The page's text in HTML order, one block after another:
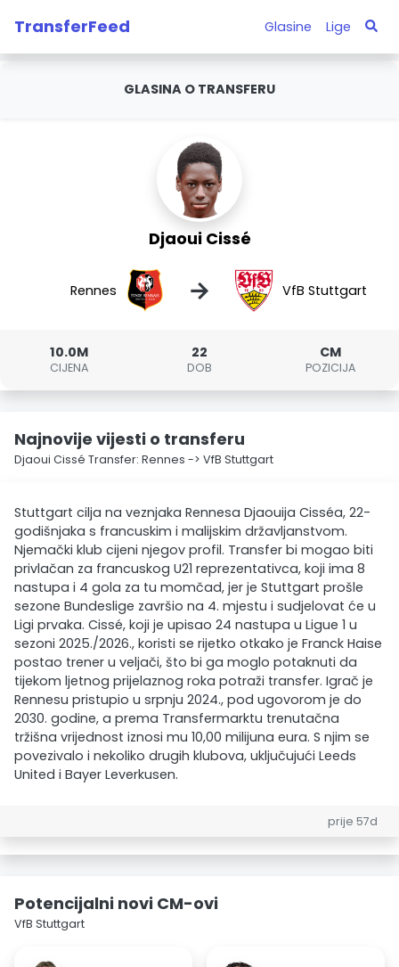
TransferFeed Glasine Lige
GLASINA O TRANSFERU
Djaoui Cissé
Rennes → VfB Stuttgart
10.0M
CIJENA
22
DOB
CM
POZICIJA
Najnovije vijesti o transferu
Djaoui Cissé Transfer: Rennes -> VfB Stuttgart
Stuttgart cilja na veznjaka Rennesa Djaouija Cisséa, 22-
godišnjaka s francuskim i malijskim državljanstvom.
Njemački klub cijeni njegov profil. Transfer bi mogao biti
privlačan za francuskog U21 reprezentativca, koji ima 8
nastupa i 4 gola za tu momčad, jer je Stuttgart prošle
sezone Bundeslige završio na 4. mjestu i sudjelovat će u
Ligi prvaka. Cissé, koji je upisao 24 nastupa u Ligue 1 u
sezoni 2025./2026., koristi se rijetko otkako je Franck Haise
postao trener u veljači, što bi ga moglo potaknuti da
tijekom ljetnog prijelaznog roka potraži transfer. Igrač je
Rennesu pristupio u srpnju 2024., pod ugovorom je do
2030. godine, a prema Transfermarktu trenutačna
tržišna vrijednost iznosi mu 10,00 milijuna eura. S njim se
povezivalo i nekoliko drugih klubova, uključujući Leeds
United i Bayer Leverkusen.
prije 57d
Potencijalni novi CM-ovi
VfB Stuttgart